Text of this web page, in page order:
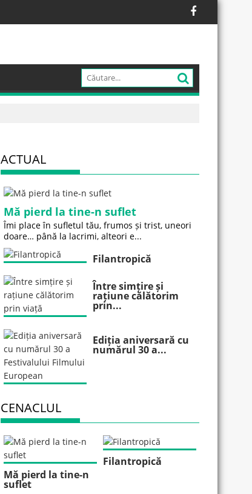
ACTUAL
Mă pierd la tine-n suflet
Îmi place în sufletul tău, frumos și trist, uneori
doare… până la lacrimi, alteori e...
Filantropică
Între simțire și
rațiune călătorim
prin...
Ediția aniversară cu
numărul 30 a...
CENACLUL
Mă pierd la tine-n
suflet
Filantropică